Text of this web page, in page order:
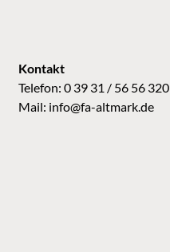
Kontakt
Telefon: 0 39 31 / 56 56 320
Mail: info@fa-altmark.de